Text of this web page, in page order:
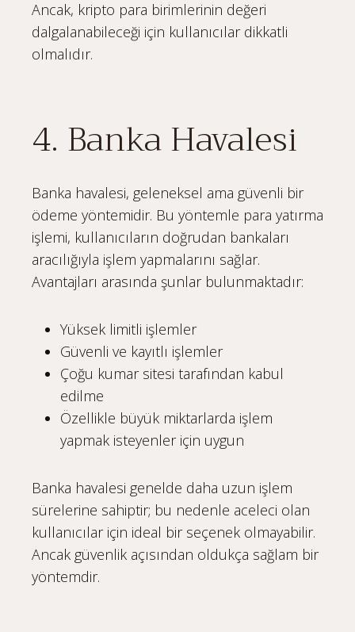
Ancak, kripto para birimlerinin değeri
dalgalanabileceği için kullanıcılar dikkatli
olmalıdır.
4. Banka Havalesi
Banka havalesi, geleneksel ama güvenli bir
ödeme yöntemidir. Bu yöntemle para yatırma
işlemi, kullanıcıların doğrudan bankaları
aracılığıyla işlem yapmalarını sağlar.
Avantajları arasında şunlar bulunmaktadır:
Yüksek limitli işlemler
Güvenli ve kayıtlı işlemler
Çoğu kumar sitesi tarafından kabul
edilme
Özellikle büyük miktarlarda işlem
yapmak isteyenler için uygun
Banka havalesi genelde daha uzun işlem
sürelerine sahiptir; bu nedenle aceleci olan
kullanıcılar için ideal bir seçenek olmayabilir.
Ancak güvenlik açısından oldukça sağlam bir
yöntemdir.